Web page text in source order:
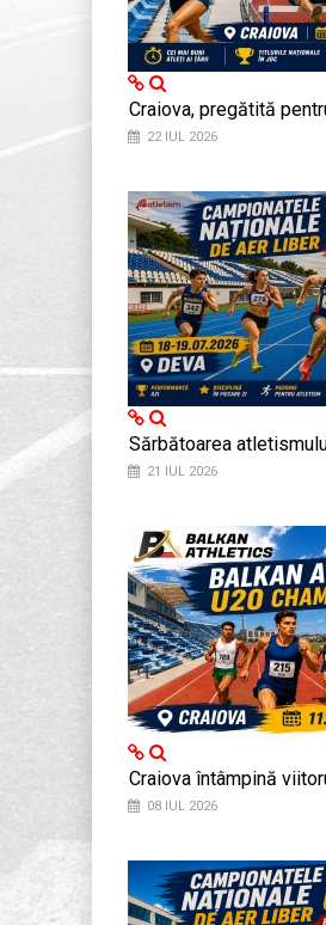
Craiova, pregătită
22 IUL 2026
Sărbătoarea
21 IUL 2026
Craiova întâmpină
08 IUL 2026